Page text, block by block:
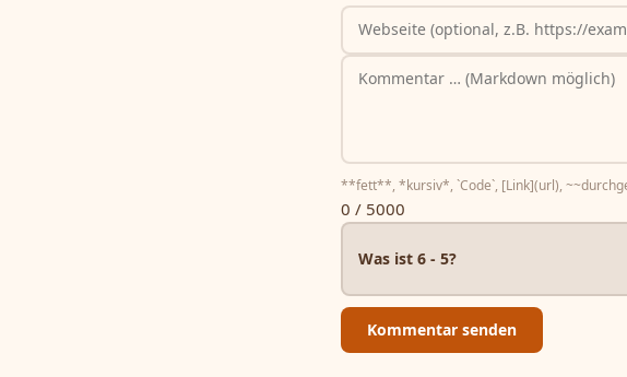
**fett**, *kursiv*, `Code`, [Link](url),
0 / 5000
Was ist 6 - 5?
Kommentar senden